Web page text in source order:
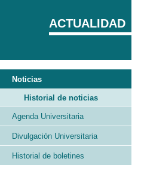
ACTUALIDAD
Noticias
Historial de noticias
Agenda Universitaria
Divulgación Universitaria
Historial de boletines